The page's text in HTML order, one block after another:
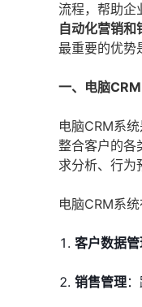
流程，帮助企
自动化营销和
最重要的优势
一、电脑
电脑CRM系
整合客户的各
求分析、行为
电脑CRM系
客户数据
销售管理